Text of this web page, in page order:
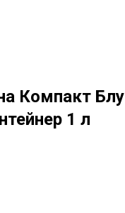
Компакт
1 л